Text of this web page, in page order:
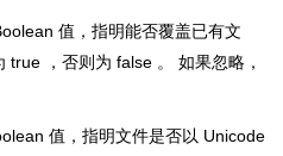
值，指明能否覆盖已有文
，否则为 false 。 如果忽略，
值，指明文件是否以 Unicode